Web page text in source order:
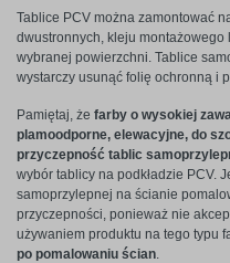
Tablice PCV można zamontować
dwustronnych, kleju
wybranej powierzchni. Tablice
wystarczy usunąć folię ochronną i
Pamiętaj, że farby o wysokiej
plamoodporne, elewacyjne, do
przyczepność tablic
wybór tablicy na podkładzie PCV.
samoprzylepnej na ścianie
przyczepności, ponieważ nie
używaniem produktu na tego typu
po pomalowaniu ścian.